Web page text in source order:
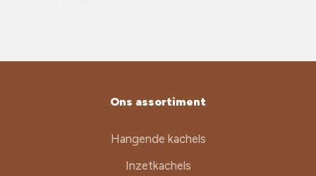
Ons assortiment
Hangende kachels
Inzetkachels